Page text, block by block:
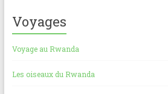
Voyages
Voyage au Rwanda
Les oiseaux du Rwanda